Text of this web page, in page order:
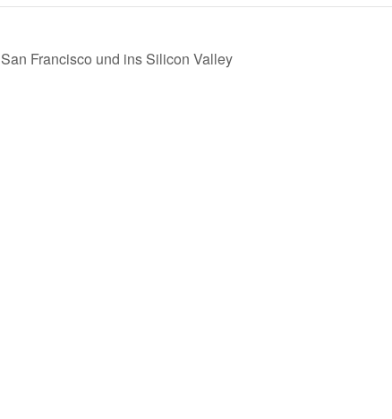
Francisco und ins Silicon Valley